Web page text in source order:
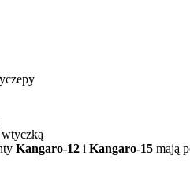
Kangaro-12 i Kangaro-15 mają